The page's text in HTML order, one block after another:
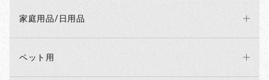
家庭用品/日用品
ペット用